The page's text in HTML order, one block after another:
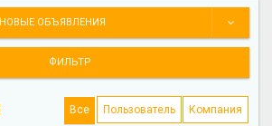
НОВЫЕ ОБЪЯВЛЕНИЯ
ФИЛЬТР
Все Пользователь Компания